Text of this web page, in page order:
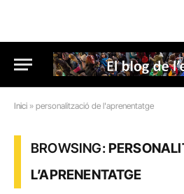
Inici » personalització de l'aprenentatge
BROWSING:
L’APRENENTATGE